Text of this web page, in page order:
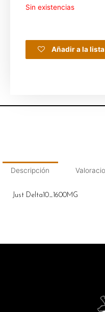
Sin existencias
Añadir a la
Descripción
Just Delta10_1600MG